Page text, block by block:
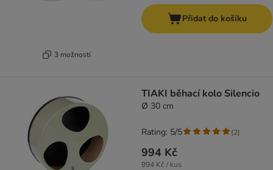
3 možností
Přidat do košíku
TIAKI běhací kolo Silencio
Ø 30 cm
994 Kč
994 Kč / kus
Rating: 5/5 (2)